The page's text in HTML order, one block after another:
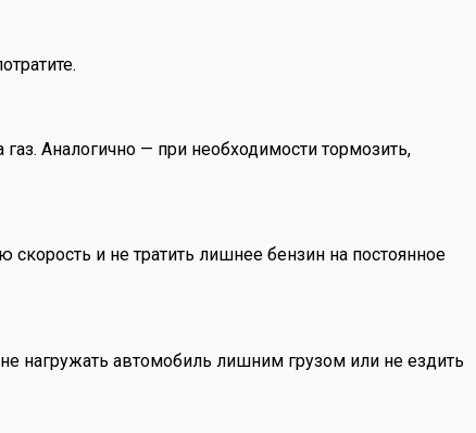
Аналогично — при необходимости тормозить,
скорость и не тратить лишнее бензин на постоянное
нагружать автомобиль лишним грузом или не ездить